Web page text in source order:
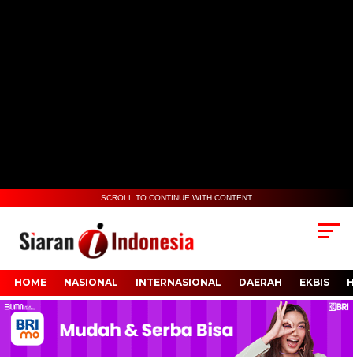
SCROLL TO CONTINUE WITH CONTENT
HOME NASIONAL INTERNASIONAL DAERAH EKBIS